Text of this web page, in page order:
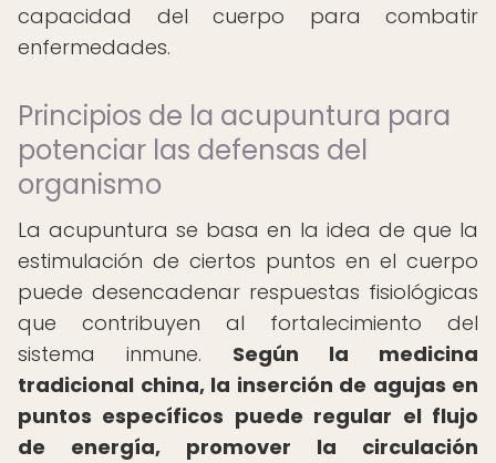
capacidad del cuerpo para combatir
enfermedades.
Principios de la acupuntura para
potenciar las defensas del
organismo
La acupuntura se basa en la idea de que la
estimulación de ciertos puntos en el cuerpo
puede desencadenar respuestas fisiológicas
que contribuyen al fortalecimiento del
sistema inmune. Según la medicina
tradicional china, la inserción de agujas en
puntos específicos puede regular el flujo
de energía, promover la circulación